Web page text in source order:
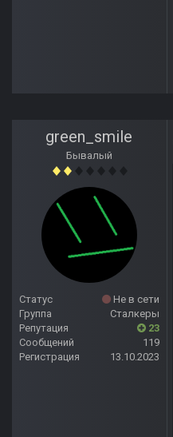
green_smile
Бывалый
Статус
Не в сети
Группа
Сталкеры
Репутация
23
Сообщений
119
Регистрация
13.10.2023